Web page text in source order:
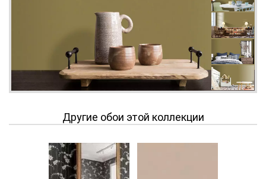
Другие обои этой коллекции